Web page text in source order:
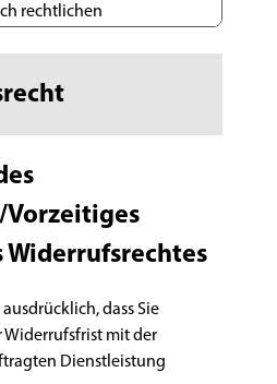
rechtlichen
für die
Grundlagen der
und Dauer der
vierzehn Tagen
diesen Vertrag zu
des
Ihr Widerrufsrecht
uns, der Firma
Königstraße 80,
Vorzeitiges
Widerrufsrechtes
dass Sie
Widerrufsfrist mit der
Dienstleistung